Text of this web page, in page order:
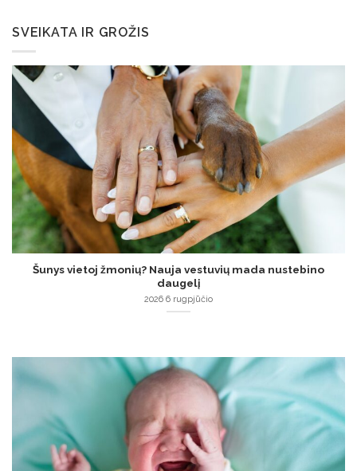
SVEIKATA IR GROŽIS
Šunys vietoj žmonių? Nauja vestuvių mada nustebino
daugelį
2026 6 rugpjūčio